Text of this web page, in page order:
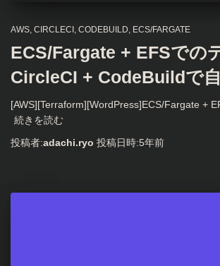
AWS CIRCLECI CODEBUILD ECS/FARGATE
ECS/Fargate + EFSでの
CircleCI + CodeBuildで
[AWS][Terraform][WordPress]ECS/Fargate +
続きを読む
投稿者:adachi.ryo 投稿日時:5年前